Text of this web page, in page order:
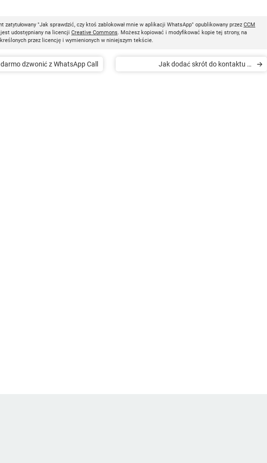
zatytułowany "Jak sprawdzić, czy ktoś zablokował mnie w aplikacji WhatsApp" opublikowany przez CCM
udostępniany na licencji Creative Commons. Możesz kopiować i modyfikować kopie tej strony, na
przez licencję i wymienionych w niniejszym tekście.
dzwonić z WhatsApp Call
Jak dodać skrót do kontaktu w